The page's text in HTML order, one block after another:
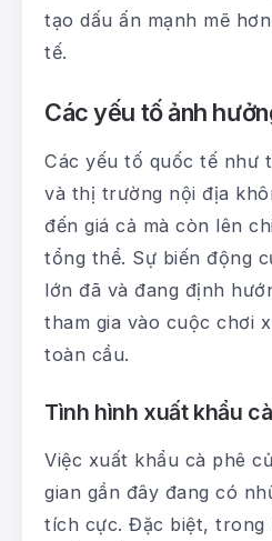
tạo dấu ấn mạnh mẽ
tế.
Các yếu tố ảnh
Các yếu tố quốc tế như
và thị trường nội địa
đến giá cả mà còn lên
tổng thể. Sự biến động
lớn đã và đang định
tham gia vào cuộc chơi
toàn cầu.
Tình hình xuất khẩu
Việc xuất khẩu cà phê
gian gần đây đang có
tích cực. Đặc biệt, trong